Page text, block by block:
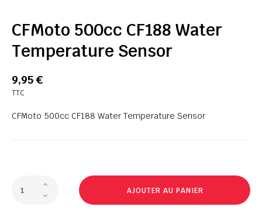
CFMoto 500cc CF188 Water
Temperature Sensor
9,95 €
TTC
CFMoto 500cc CF188 Water Temperature Sensor
AJOUTER AU PANIER